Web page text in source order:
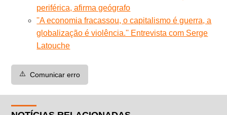
periférica, afirma geógrafo
''A economia fracassou, o capitalismo é guerra, a
globalização é violência.'' Entrevista com Serge
Latouche
⚠️ Comunicar erro